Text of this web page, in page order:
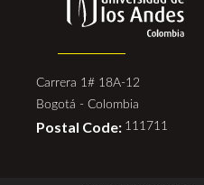
Carrera 1# 18A-12
Bogotá - Colombia
Postal Code: 111711